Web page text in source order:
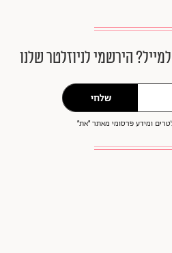
הירשמי לניוזלטר שלנו
שלחי
ומידע פרסומי מאתר ״את״